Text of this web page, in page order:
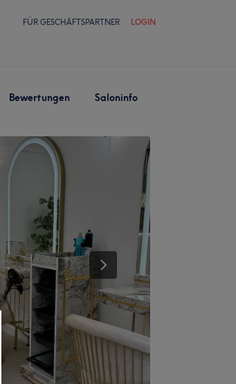
FÜR GESCHÄFTSPARTNER LOGIN
Bewertungen Saloninfo